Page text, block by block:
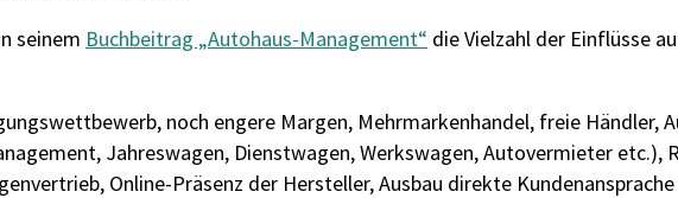
seinem Buchbeitrag „Autohaus-Management“ die Vielzahl der Einflüsse
noch engere Margen, Mehrmarkenhandel, freie Händler,
Jahreswagen, Dienstwagen, Werkswagen, Autovermieter etc.),
Online-Präsenz der Hersteller, Ausbau direkte